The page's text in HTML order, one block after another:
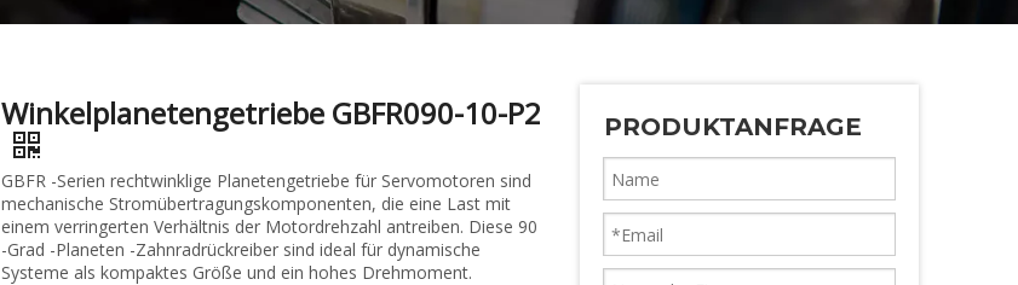
Winkelplanetengetriebe GBFR090-10-P2
GBFR -Serien rechtwinklige Planetengetriebe für Servomotoren sind
mechanische Stromübertragungskomponenten, die eine Last mit
einem verringerten Verhältnis der Motordrehzahl antreiben. Diese 90
-Grad -Planeten -Zahnradrückreiber sind ideal für dynamische
Systeme als kompaktes Größe und ein hohes Drehmoment.
PRODUKTANFRAGE